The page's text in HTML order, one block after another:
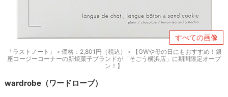
すべての画像
「ラストノート」＜価格：2,801円（税込）＞【GWや母の日にもおすすめ！銀
座コージーコーナーの新焼菓子ブランドが「そごう横浜店」に期間限定オープ
ン！】
wardrobe（ワードローブ）